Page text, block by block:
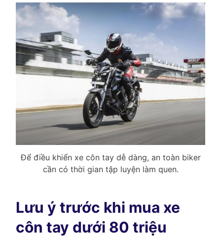
Để điều khiển xe côn tay dễ dàng, an toàn biker
cần có thời gian tập luyện làm quen.
Lưu ý trước khi mua xe
côn tay dưới 80 triệu